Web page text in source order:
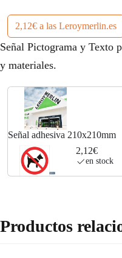
2,12€ a las Leroymerlin.es
Señal Pictograma y Texto
y materiales.
Señal adhesiva 210x210mm
2,12€
en stock
Productos